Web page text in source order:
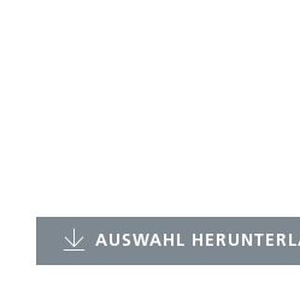
AUSWAHL